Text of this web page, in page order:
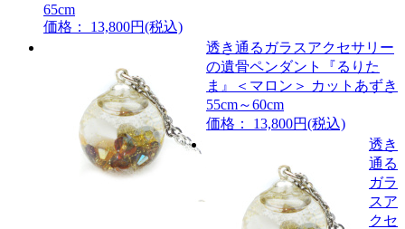
65cm
価格： 13,800円(税込)
透き通るガラスアクセサリー
の遺骨ペンダント『るりた
ま』＜マロン＞ カットあずき
55cm～60cm
価格： 13,800円(税込)
透き
通る
ガラ
スア
クセ